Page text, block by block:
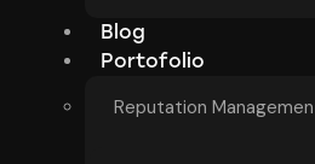
Blog
Portofolio
Reputation